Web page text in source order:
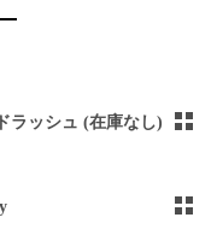
ラッシュ (在庫なし)